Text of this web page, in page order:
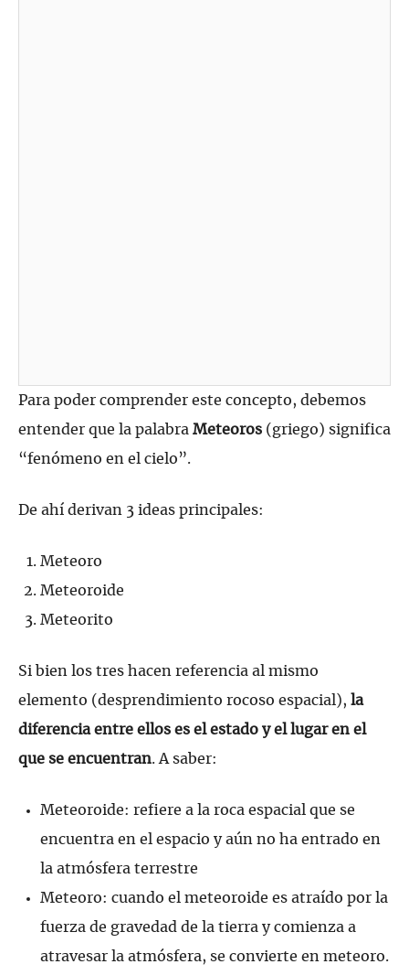
Para poder comprender este concepto, debemos
entender que la palabra Meteoros (griego) significa
“fenómeno en el cielo”.
De ahí derivan 3 ideas principales:
Meteoro
Meteoroide
Meteorito
Si bien los tres hacen referencia al mismo
elemento (desprendimiento rocoso espacial), la
diferencia entre ellos es el estado y el lugar en el
que se encuentran. A saber:
Meteoroide: refiere a la roca espacial que se
encuentra en el espacio y aún no ha entrado en
la atmósfera terrestre
Meteoro: cuando el meteoroide es atraído por la
fuerza de gravedad de la tierra y comienza a
atravesar la atmósfera, se convierte en meteoro.